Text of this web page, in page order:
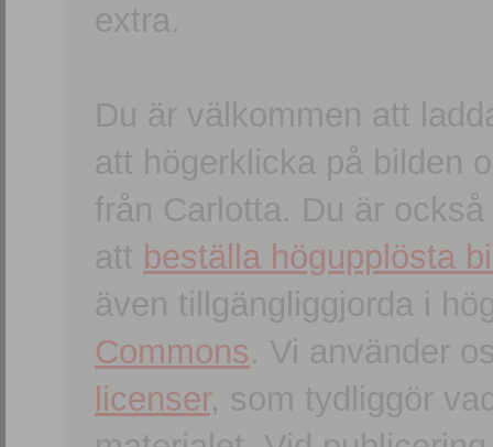
extra.
Du är välkommen att
att högerklicka på bilden
från Carlotta. Du är
att beställa högupplösta
även tillgängliggjorda i
Commons. Vi använder
licenser, som tydliggör